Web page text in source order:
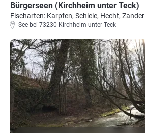
Bürgerseen (Kirchheim unter Teck)
Fischarten: Karpfen, Schleie, Hecht, Zander
See bei 73230 Kirchheim unter Teck